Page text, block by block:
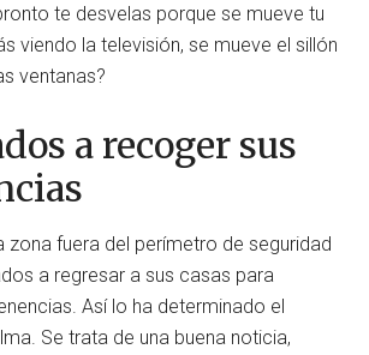
te desvelas porque se mueve tu
viendo la televisión, se mueve el sillón
ventanas?
a recoger sus
zona fuera del perímetro de seguridad
a regresar a sus casas para
Así lo ha determinado el
Se trata de una buena noticia,